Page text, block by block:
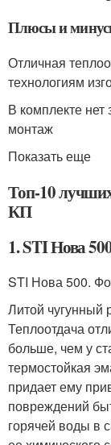
Плюсы и
Отличная
технологиям
В комплекте нет
монтаж
Показать еще
Топ-10
КП
1. STI Нова
STI Нова 500.
Литой чугунный
Теплоотдача
больше, чем у
термостойкая
придает ему
повреждений
горячей воды в